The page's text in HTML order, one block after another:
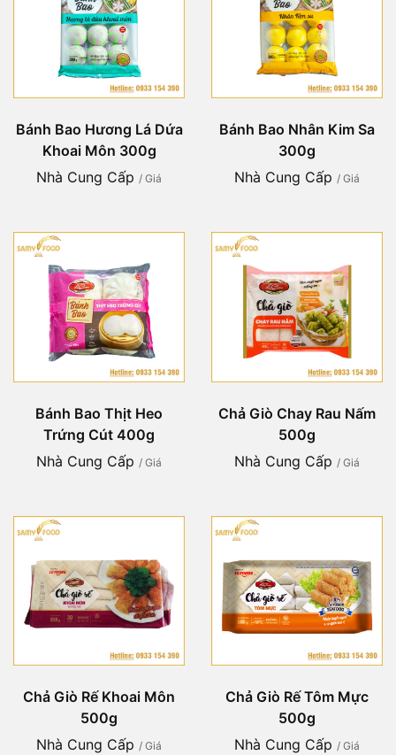
Bánh Bao Hương Lá Dứa
Khoai Môn 300g
Nhà Cung Cấp / Giá
Bánh Bao Nhân Kim Sa
300g
Nhà Cung Cấp / Giá
Bánh Bao Thịt Heo
Trứng Cút 400g
Nhà Cung Cấp / Giá
Chả Giò Chay Rau Nấm
500g
Nhà Cung Cấp / Giá
Chả Giò Rế Khoai Môn
500g
Nhà Cung Cấp / Giá
Chả Giò Rế Tôm Mực
500g
Nhà Cung Cấp / Giá